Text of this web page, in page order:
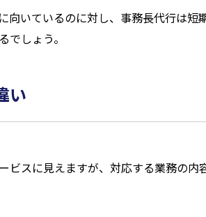
向いているのに対し、事務長代行は短
しょう。
い
ビスに見えますが、対応する業務の内